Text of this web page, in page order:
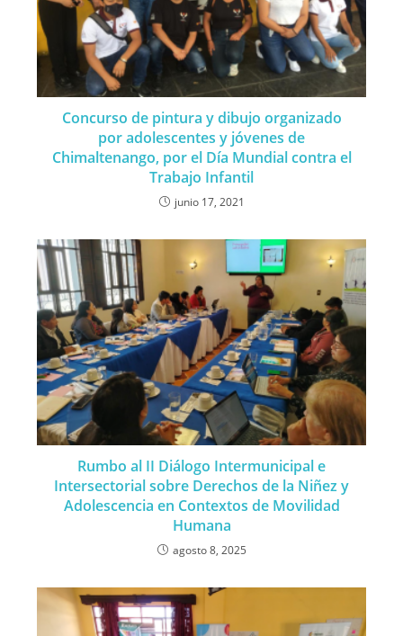
Concurso de pintura y dibujo organizado
por adolescentes y jóvenes de
Chimaltenango, por el Día Mundial contra el
Trabajo Infantil
junio 17, 2021
Rumbo al II Diálogo Intermunicipal e
Intersectorial sobre Derechos de la Niñez y
Adolescencia en Contextos de Movilidad
Humana
agosto 8, 2025